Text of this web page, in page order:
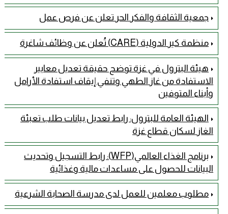
جمعية الثقافة والفكر الحر تعلن عن فرص عمل
منظمة كير الدولية (CARE) تُعلن عن وظائف شاغرة
هيئة البترول في غزة توضح حقيقة تعديل معايير
الاستفادة من غاز الطهي وتنفي إيقاف استفادة الأرامل
وأبناء المتوفين
الهيئة العامة للبترول: رابط تعديل بيانات طلب تعبئة
الغاز لسكان قطاع غزة
برنامج الغذاء العالمي(WFP): رابط التسجيل وتحديث
البيانات للحصول على مساعدات مالية وغذائية
مطلوب معلمين للعمل لدى مدرسة الصحابة الشرعية